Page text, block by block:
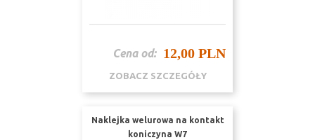
Cena od: 12,00 PLN
ZOBACZ SZCZEGÓŁY
Naklejka welurowa na kontakt
koniczyna W7